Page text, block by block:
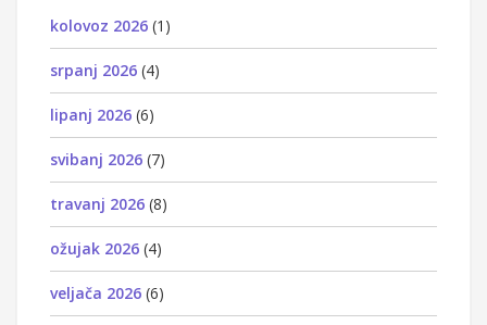
kolovoz 2026 (1)
srpanj 2026 (4)
lipanj 2026 (6)
svibanj 2026 (7)
travanj 2026 (8)
ožujak 2026 (4)
veljača 2026 (6)